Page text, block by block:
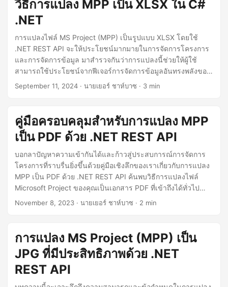
วิธีการแปลง MPP เป็น XLSX ใน C#
.NET
การแปลงไฟล์ MS Project (MPP) เป็นรูปแบบ XLSX โดยใช้
.NET REST API จะให้ประโยชน์มากมายในการจัดการโครงการ
และการจัดการข้อมูล มาสำรวจกันว่าการแปลงนี้ช่วยให้ผู้ใช้
สามารถใช้ประโยชน์จากฟีเจอร์การจัดการข้อมูลอันทรงพลังของ
Excel ได้อย่างไร ซึ่งช่วยให้สร้างรายงาน แผนภูมิ และวิเคราะห์
September 11, 2024 · นายเยอร์ ชาห์บาซ · 3 min
คู่มือครอบคลุมสำหรับการแปลง MPP
เป็น PDF ด้วย .NET REST API
บอกลาปัญหาความเข้ากันได้และก้าวสู่ประสบการณ์การจัดการ
โครงการที่ราบรื่นยิ่งขึ้นด้วยคู่มือเชิงลึกของเราเกี่ยวกับการแปลง
MPP เป็น PDF ด้วย .NET REST API ค้นพบวิธีการแปลงไฟล์
Microsoft Project ของคุณเป็นเอกสาร PDF ที่เข้าถึงได้ทั่วไป
อย่างง่ายดาย
November 8, 2023 · นายเยอร์ ชาห์บาซ · 2 min
การแปลง MS Project (MPP) เป็น
JPG ที่มีประสิทธิภาพด้วย .NET
REST API